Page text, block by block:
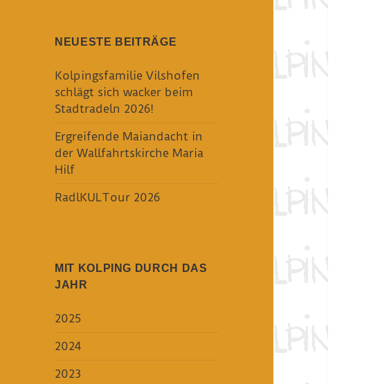
NEUESTE BEITRÄGE
Kolpingsfamilie Vilshofen
schlägt sich wacker beim
Stadtradeln 2026!
Ergreifende Maiandacht in
der Wallfahrtskirche Maria
Hilf
RadlKULTour 2026
MIT KOLPING DURCH DAS
JAHR
2025
2024
2023